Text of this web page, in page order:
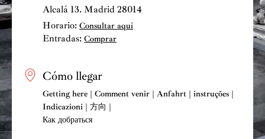
Alcalá 13. Madrid 28014
Horario: Consultar aquí
Entradas: Comprar
Cómo llegar
Getting here | Comment venir | Anfahrt | instruções |
Indicazioni | 方向 |
Как добраться